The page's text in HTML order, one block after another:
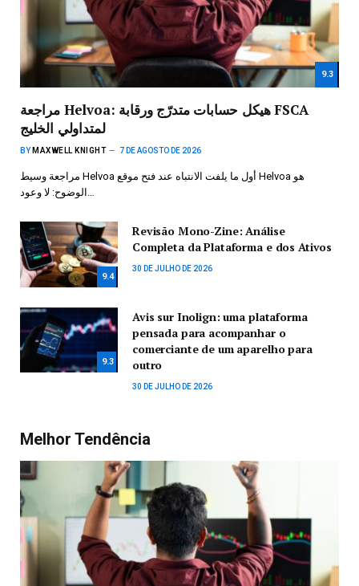
9.3
مراجعة Helvoa: هيكل حسابات متدرّج ورقابة FSCA
لمتداولي الخليج
BY MAXWELL KNIGHT 7 DE AGOSTO DE 2026
مراجعة وسيط Helvoa أول ما يلفت الانتباه عند فتح موقع Helvoa هو
الوضوح: لا وعود…
9.4
Revisão Mono-Zine: Análise
Completa da Plataforma e dos Ativos
30 DE JULHO DE 2026
9.3
Avis sur Inolign: uma plataforma
pensada para acompanhar o
comerciante de um aparelho para
outro
30 DE JULHO DE 2026
Melhor Tendência